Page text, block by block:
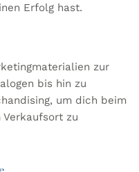
Erfolg hast.
zur
bis hin zu
um dich beim
Verkaufsort zu